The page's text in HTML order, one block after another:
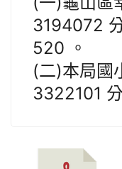
3194072
520 。
(二)本局國
3322101